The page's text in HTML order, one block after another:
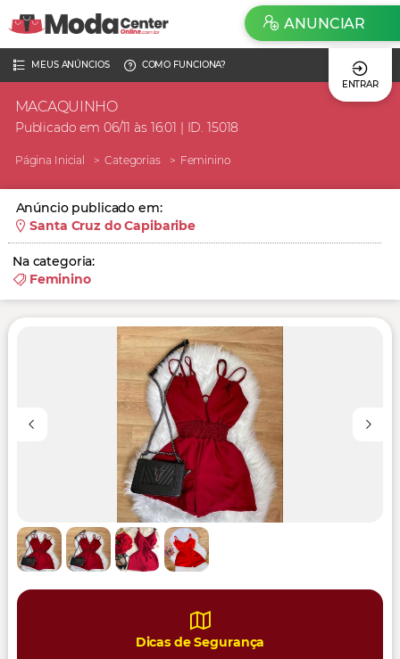
MEUS ANÚNCIOS
COMO FUNCIONA?
ENTRAR
ANUNCIAR
MACAQUINHO
Publicado em 06/11 às 16:01 | ID. 15018
Página Inicial Categorias Feminino
Anúncio publicado em:
Santa Cruz do Capibaribe
Na categoria:
Feminino
Dicas de Segurança